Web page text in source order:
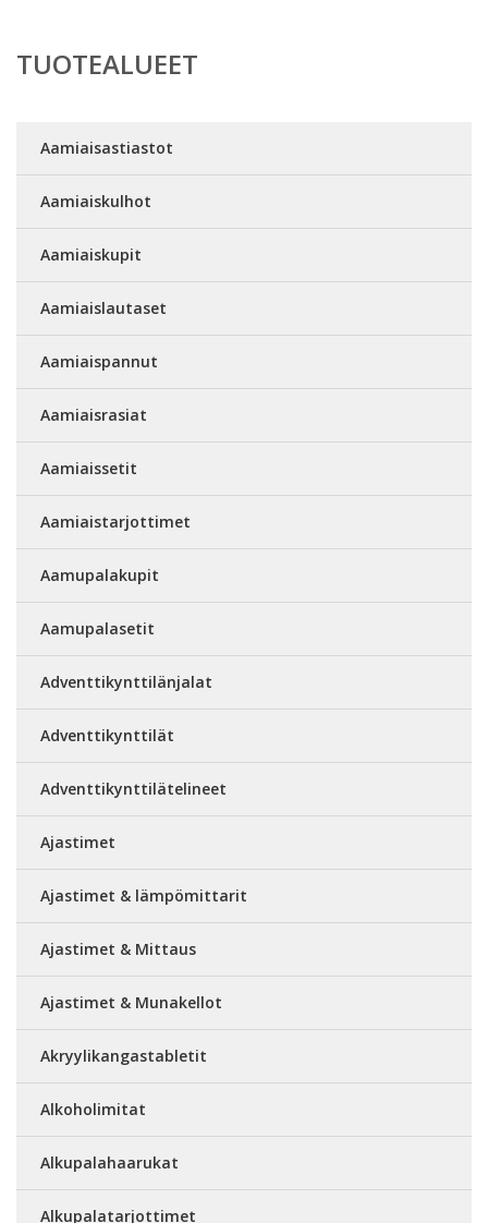
TUOTEALUEET
Aamiaisastiastot
Aamiaiskulhot
Aamiaiskupit
Aamiaislautaset
Aamiaispannut
Aamiaisrasiat
Aamiaissetit
Aamiaistarjottimet
Aamupalakupit
Aamupalasetit
Adventtikynttilänjalat
Adventtikynttilät
Adventtikynttilätelineet
Ajastimet
Ajastimet & lämpömittarit
Ajastimet & Mittaus
Ajastimet & Munakellot
Akryylikangastabletit
Alkoholimitat
Alkupalahaarukat
Alkupalatarjottimet